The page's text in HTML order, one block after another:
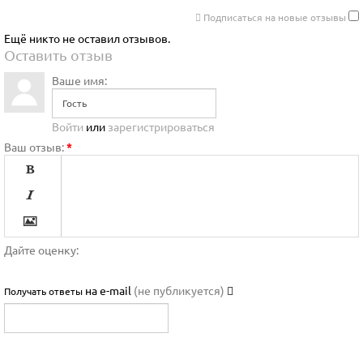
Подписаться на новые отзывы
Ещё никто не оставил отзывов.
Оставить отзыв
Ваше имя:
Войти или зарегистрироваться
Ваш отзыв:*






Дайте оценку:
Получать ответы на e-mail (не публикуется)